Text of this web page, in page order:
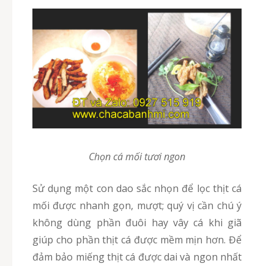
Chọn cá mối tươi ngon
Sử dụng một con dao sắc nhọn để lọc thịt cá
mối được nhanh gọn, mượt; quý vị cần chú ý
không dùng phần đuôi hay vây cá khi giã
giúp cho phần thịt cá được mềm mịn hơn. Để
đảm bảo miếng thịt cá được dai và ngon nhất